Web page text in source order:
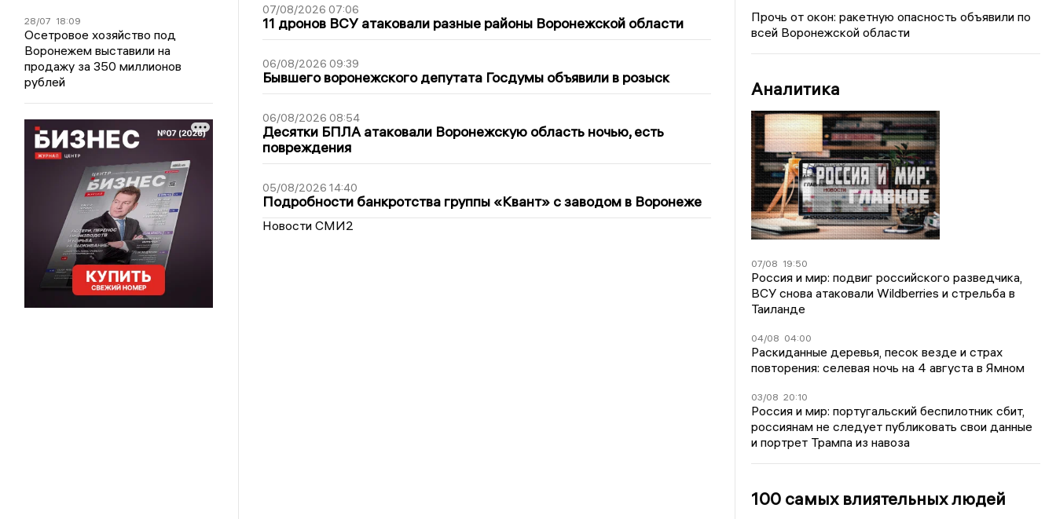
28/07 18:09
Осетровое хозяйство под
Воронежем выставили на
продажу за 350 миллионов
рублей
07/08/2026 07:06
11 дронов ВСУ атаковали разные районы Воронежской области
06/08/2026 09:39
Бывшего воронежского депутата Госдумы объявили в розыск
06/08/2026 08:54
Десятки БПЛА атаковали Воронежскую область ночью, есть
повреждения
05/08/2026 14:40
Подробности банкротства группы «Квант» с заводом в Воронеже
Новости СМИ2
Прочь от окон: ракетную опасность объявили по
всей Воронежской области
Аналитика
07/08 19:50
Россия и мир: подвиг российского разведчика,
ВСУ снова атаковали Wildberries и стрельба в
Таиланде
04/08 04:00
Раскиданные деревья, песок везде и страх
повторения: селевая ночь на 4 августа в Ямном
03/08 20:10
Россия и мир: португальский беспилотник сбит,
россиянам не следует публиковать свои данные
и портрет Трампа из навоза
100 самых влиятельных людей